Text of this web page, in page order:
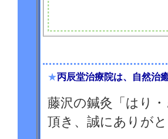
★丙辰堂治療院は、自然治
藤沢の鍼灸「はり
頂き、誠にありが